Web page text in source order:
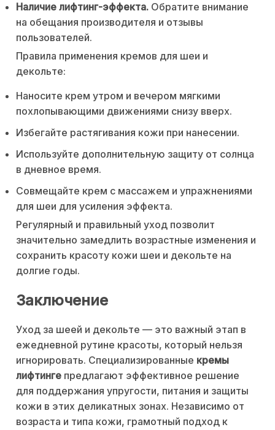
Наличие лифтинг-эффекта. Обратите внимание
на обещания производителя и отзывы
пользователей.
Правила применения кремов для шеи и
декольте:
Наносите крем утром и вечером мягкими
похлопывающими движениями снизу вверх.
Избегайте растягивания кожи при нанесении.
Используйте дополнительную защиту от солнца
в дневное время.
Совмещайте крем с массажем и упражнениями
для шеи для усиления эффекта.
Регулярный и правильный уход позволит
значительно замедлить возрастные изменения и
сохранить красоту кожи шеи и декольте на
долгие годы.
Заключение
Уход за шеей и декольте — это важный этап в
ежедневной рутине красоты, который нельзя
игнорировать. Специализированные кремы
лифтинге предлагают эффективное решение
для поддержания упругости, питания и защиты
кожи в этих деликатных зонах. Независимо от
возраста и типа кожи, грамотный подход к